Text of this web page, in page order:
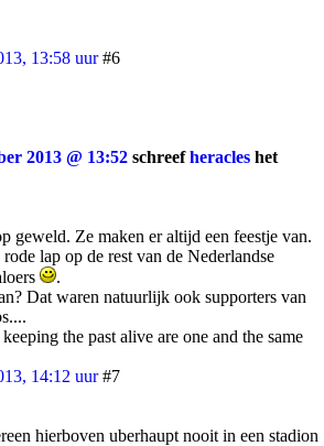
13:58 uur #6
2013 @ 13:52 schreefheracles het
geweld. Ze maken er altijd een feestje van.
lap op de rest van de Nederlandse
.
Dat waren natuurlijk ook supporters van
the past alive are one and the same
14:12 uur #7
hierboven uberhaupt nooit in een stadion